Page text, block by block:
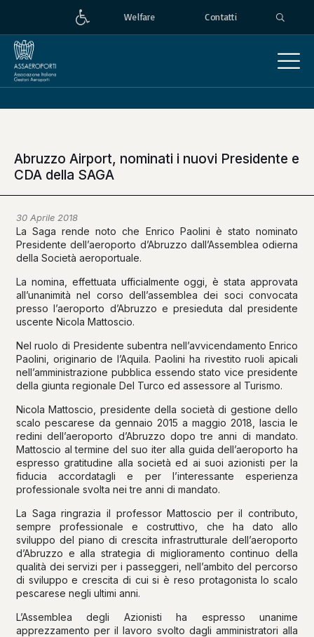
Welfare Contatti
Abruzzo Airport, nominati i nuovi Presidente e
CDA della SAGA
30 Aprile 2018
La Saga rende noto che Enrico Paolini è stato nominato
Presidente dell’aeroporto d’Abruzzo dall’Assemblea odierna
della Società aeroportuale.
La nomina, effettuata ufficialmente oggi, è stata approvata
all’unanimità nel corso dell’assemblea dei soci convocata
presso l’aeroporto d’Abruzzo e presieduta dal presidente
uscente Nicola Mattoscio.
Nel ruolo di Presidente subentra nell’avvicendamento Enrico
Paolini, originario de l’Aquila. Paolini ha rivestito ruoli apicali
nell’amministrazione pubblica essendo stato vice presidente
della giunta regionale Del Turco ed assessore al Turismo.
Nicola Mattoscio, presidente della società di gestione dello
scalo pescarese da gennaio 2015 a maggio 2018, lascia le
redini dell’aeroporto d’Abruzzo dopo tre anni di mandato.
Mattoscio al termine del suo iter alla guida dell’aeroporto ha
espresso gratitudine alla società ed ai suoi azionisti per la
fiducia accordatagli e per l’interessante esperienza
professionale svolta nei tre anni di mandato.
La Saga ringrazia il professor Mattoscio per il contributo,
sempre professionale e costruttivo, che ha dato allo
sviluppo del piano di crescita infrastrutturale dell’aeroporto
d’Abruzzo e alla strategia di miglioramento continuo della
qualità dei servizi per i passeggeri, nell’ambito del percorso
di sviluppo e crescita di cui si è reso protagonista lo scalo
pescarese negli ultimi anni.
L’Assemblea degli Azionisti ha espresso unanime
apprezzamento per il lavoro svolto dagli amministratori alla